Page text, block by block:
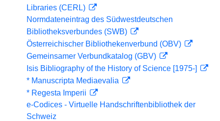
Libraries (CERL)
Normdateneintrag des Südwestdeutschen
Bibliotheksverbundes (SWB)
Österreichischer Bibliothekenverbund (OBV)
Gemeinsamer Verbundkatalog (GBV)
Isis Bibliography of the History of Science [1975-]
* Manuscripta Mediaevalia
* Regesta Imperii
e-Codices - Virtuelle Handschriftenbibliothek der
Schweiz